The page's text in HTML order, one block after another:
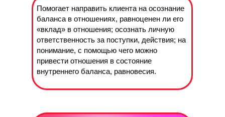
Помогает направить клиента на осознание
баланса в отношениях, равноценен ли его
«вклад» в отношения; осознать личную
ответственность за поступки, действия; на
понимание, с помощью чего можно
привести отношения в состояние
внутреннего баланса, равновесия.